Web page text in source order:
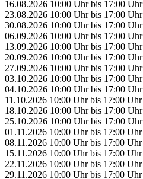
16.08.2026 10:00 Uhrbis 17:00 Uhr
23.08.2026 10:00 Uhrbis 17:00 Uhr
30.08.2026 10:00 Uhrbis 17:00 Uhr
06.09.2026 10:00 Uhrbis 17:00 Uhr
13.09.2026 10:00 Uhrbis 17:00 Uhr
20.09.2026 10:00 Uhrbis 17:00 Uhr
27.09.2026 10:00 Uhrbis 17:00 Uhr
03.10.2026 10:00 Uhrbis 17:00 Uhr
04.10.2026 10:00 Uhrbis 17:00 Uhr
11.10.2026 10:00 Uhrbis 17:00 Uhr
18.10.2026 10:00 Uhrbis 17:00 Uhr
25.10.2026 10:00 Uhrbis 17:00 Uhr
01.11.2026 10:00 Uhrbis 17:00 Uhr
08.11.2026 10:00 Uhrbis 17:00 Uhr
15.11.2026 10:00 Uhrbis 17:00 Uhr
22.11.2026 10:00 Uhrbis 17:00 Uhr
29.11.2026 10:00 Uhrbis 17:00 Uhr